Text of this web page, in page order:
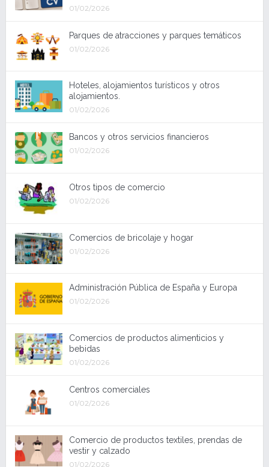
01/02/2026
Parques de atracciones y parques temáticos
01/02/2026
Hoteles, alojamientos turísticos y otros
alojamientos.
01/02/2026
Bancos y otros servicios financieros
01/02/2026
Otros tipos de comercio
01/02/2026
Comercios de bricolaje y hogar
01/02/2026
Administración Pública de España y Europa
01/02/2026
Comercios de productos alimenticios y
bebidas
01/02/2026
Centros comerciales
01/02/2026
Comercio de productos textiles, prendas de
vestir y calzado
01/02/2026